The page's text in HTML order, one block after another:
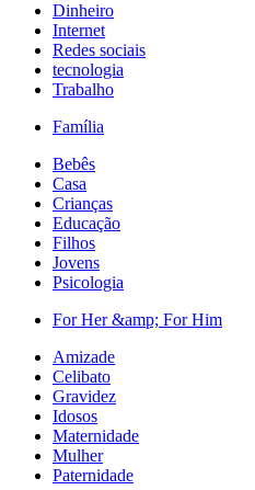
Dinheiro
Internet
Redes sociais
tecnologia
Trabalho
Família
Bebês
Casa
Crianças
Educação
Filhos
Jovens
Psicologia
For Her &amp; For Him
Amizade
Celibato
Gravidez
Idosos
Maternidade
Mulher
Paternidade